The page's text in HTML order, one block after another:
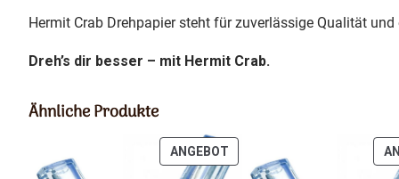
Hermit Crab Drehpapier steht für zuverlässige Qualität
Dreh’s dir besser – mit Hermit Crab.
Ähnliche Produkte
ANGEBOTPRODUKT
IM